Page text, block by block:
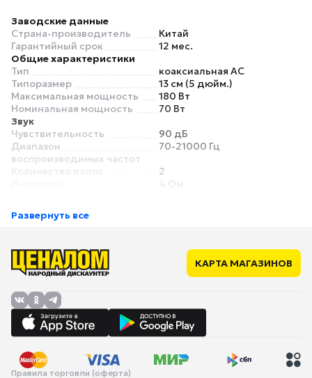
Заводские данные
Страна-производитель
Китай
Гарантийный срок
12 мес.
Общие характеристики
Тип
коаксиальная АС
Типоразмер
13 см (5 дюйм.)
Максимальная мощность
180 Вт
Номинальная мощность
70 Вт
Звук
Чувствительность
90 дБ
Диапазон
воспроизводимых частот
70-21000 Гц
Количество полос
2
4 Ом
НЧ-динамик
Размеры
Материал диффузора
диффузора полипропилен
Магнит
Развернуть все
КАРТА МАГАЗИНОВ
Правила торговли (оферта)